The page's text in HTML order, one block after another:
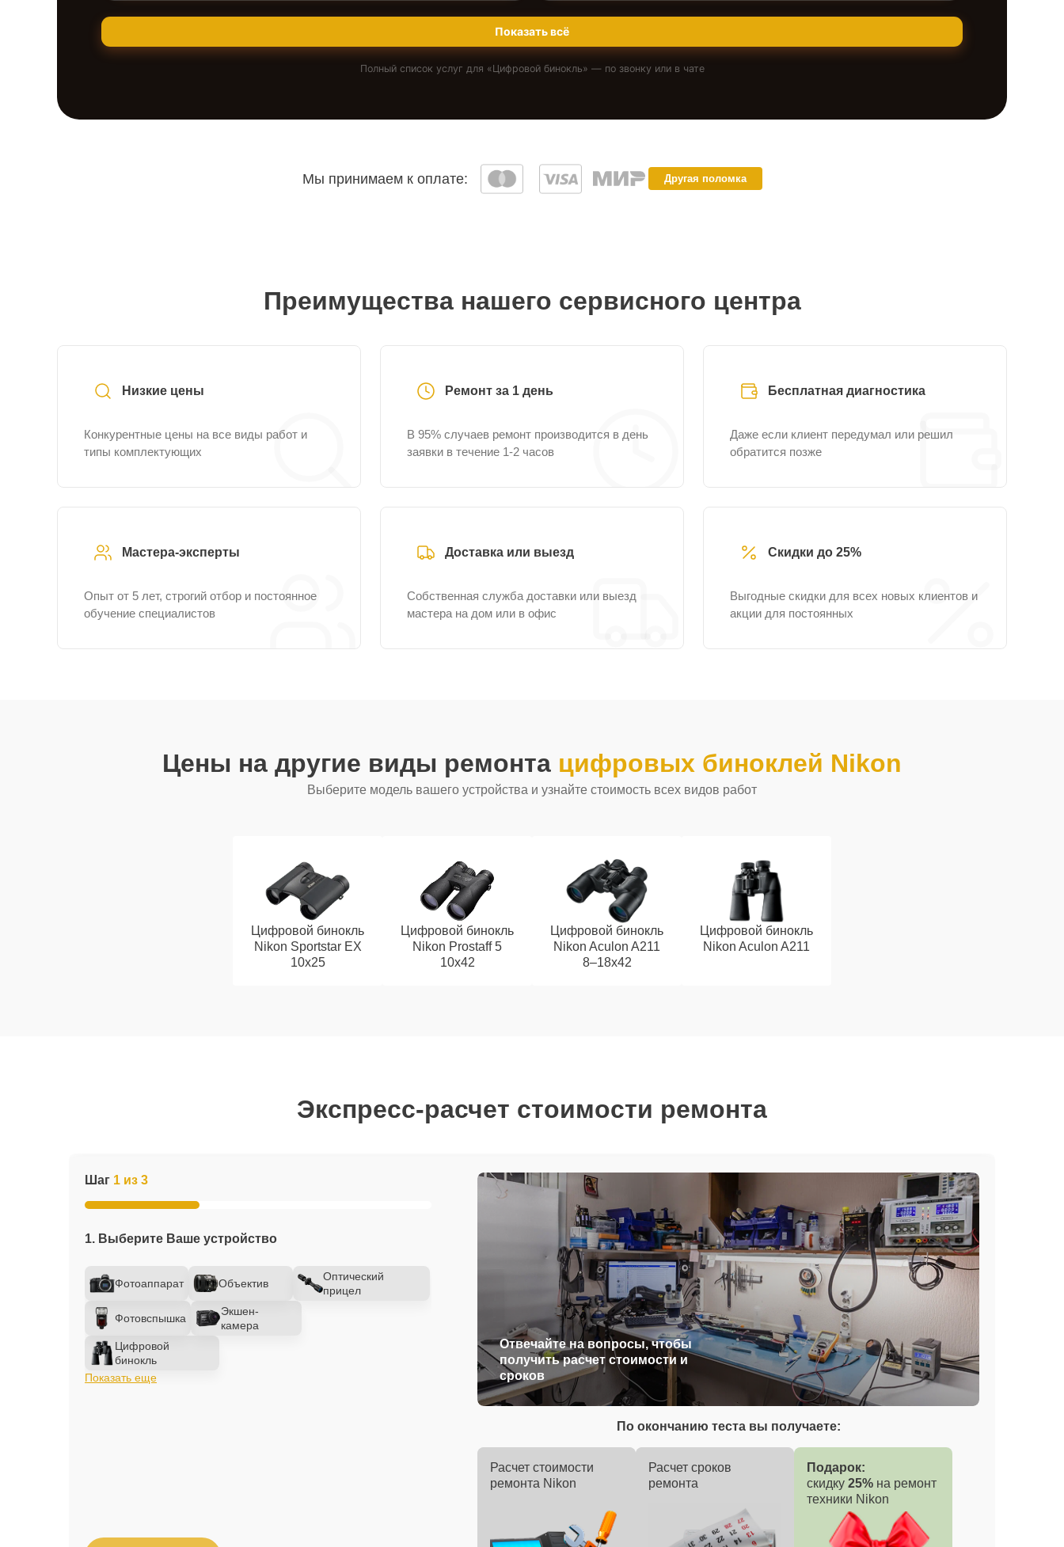
Показать всё
Полный список услуг для «Цифровой бинокль» — по звонку или в чате
Мы принимаем к оплате: Другая поломка
Преимущества нашего сервисного центра
Низкие цены
Конкурентные цены на все виды работ и
типы комплектующих
Ремонт за 1 день
В 95% случаев ремонт производится в день
заявки в течение 1-2 часов
Бесплатная диагностика
Даже если клиент передумал или решил
обратится позже
Мастера-эксперты
Опыт от 5 лет, строгий отбор и постоянное
обучение специалистов
Доставка или выезд
Собственная служба доставки или выезд
мастера на дом или в офис
Скидки до 25%
Выгодные скидки для всех новых клиентов и
акции для постоянных
Цены на другие виды ремонта цифровых биноклей Nikon
Выберите модель вашего устройства и узнайте стоимость всех видов работ
Цифровой бинокль
Nikon Sportstar EX
10x25
Цифровой бинокль
Nikon Prostaff 5
10x42
Цифровой бинокль
Nikon Aculon A211
8–18x42
Цифровой бинокль
Nikon Aculon A211
Экспресс-расчет стоимости ремонта
Шаг 1 из 3
1. Выберите Ваше устройство
Фотоаппарат Объектив
Оптический
прицел
Фотовспышка
Экшен-
камера
Цифровой
бинокль
Показать еще
Отвечайте на вопросы, чтобы
получить расчет стоимости и
сроков
По окончанию теста вы получаете:
Расчет стоимости
ремонта Nikon
Расчет сроков
ремонта
Подарок:
скидку 25% на ремонт
техники Nikon